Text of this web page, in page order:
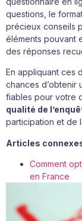
questions, le
précieux conseils
éléments pouvant
des réponses
En appliquant ces
chances
fiables pour votre
qualité de
participation et de
Articles
Comment
en France